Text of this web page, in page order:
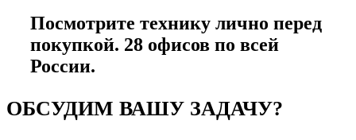
Посмотрите технику лично перед
покупкой. 28 офисов по всей
России.
ОБСУДИМ ВАШУ ЗАДАЧУ?